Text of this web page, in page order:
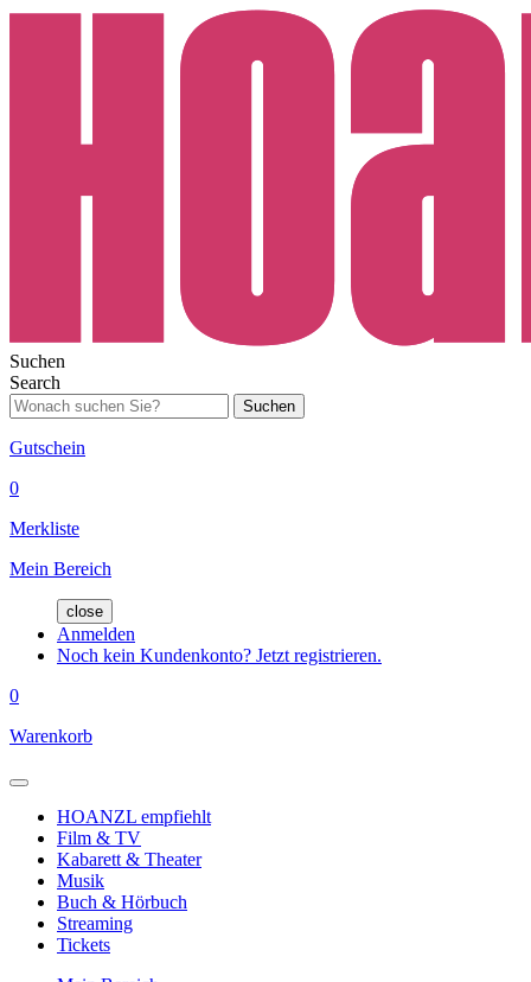
Suchen
Search
Suchen
Gutschein
0
Merkliste
Mein Bereich
close
Anmelden
Noch kein Kundenkonto? Jetzt registrieren.
0
Warenkorb
HOANZL empfiehlt
Film & TV
Kabarett & Theater
Musik
Buch & Hörbuch
Streaming
Tickets